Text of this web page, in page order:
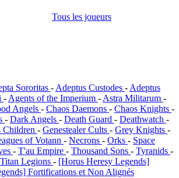
Tous les joueurs
Sororitas -Adeptus Custodes -Adeptus
-Agents of the Imperium -Astra Militarum -
Angels - Chaos Daemons - Chaos Knights -
- Dark Angels - Death Guard - Deathwatch -
Children - Genestealer Cults - Grey Knights -
of Votann - Necrons - Orks - Space
- T'au Empire - Thousand Sons - Tyranids -
Legions - [Horus Heresy Legends]
Fortifications et Non Alignés